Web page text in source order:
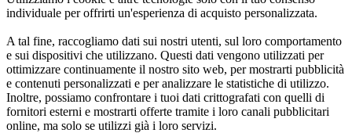
individuale per offrirti un'esperienza di acquisto personalizzata.
A tal fine, raccogliamo dati sui nostri utenti, sul loro comportamento
e sui dispositivi che utilizzano. Questi dati vengono utilizzati per
ottimizzare continuamente il nostro sito web, per mostrarti pubblicità
e contenuti personalizzati e per analizzare le statistiche di utilizzo.
Inoltre, possiamo confrontare i tuoi dati crittografati con quelli di
fornitori esterni e mostrarti offerte tramite i loro canali pubblicitari
online, ma solo se utilizzi già i loro servizi.